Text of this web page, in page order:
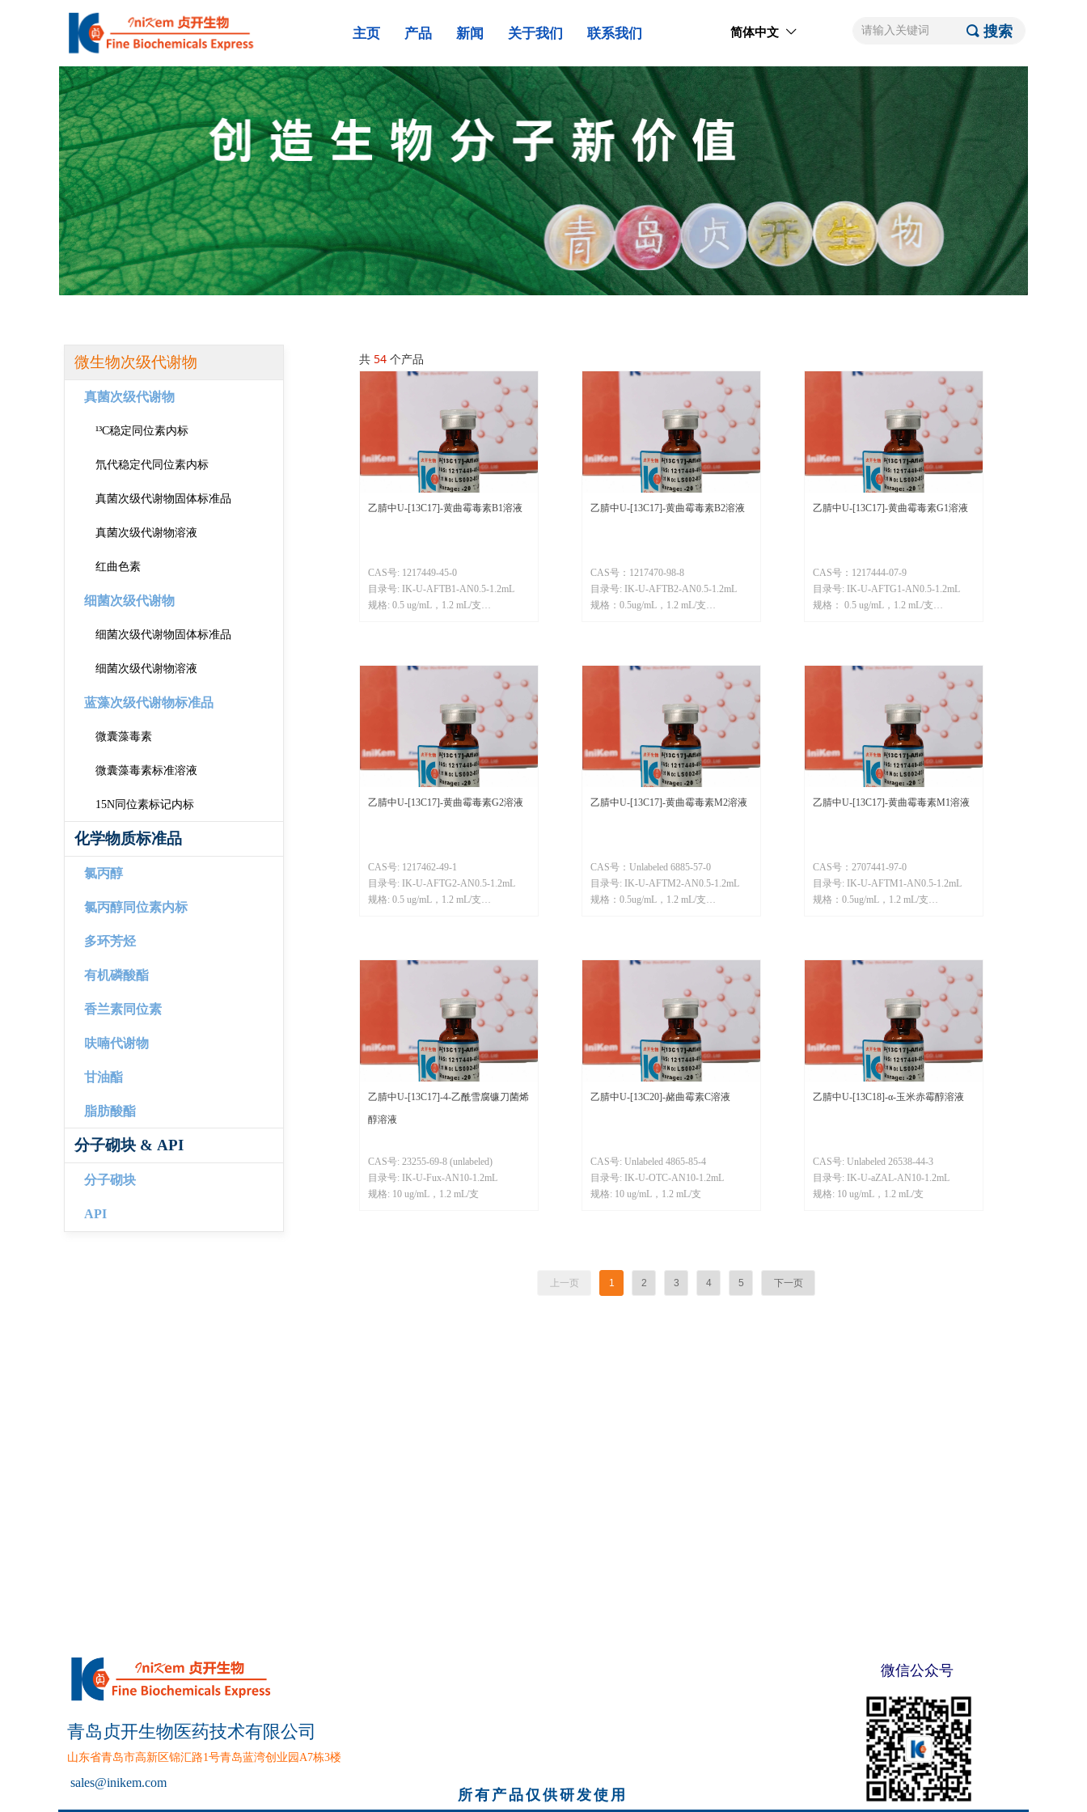
主页 产品 新闻 关于我们 联系我们 끠 搜索
ꀅ
简体中文
共 54 个产品
乙腈中U-[13C17]-黄曲霉毒素B1溶液
CAS号: 1217449-45-0
目录号: IK-U-AFTB1-AN0.5-1.2mL
规格: 0.5 ug/mL，1.2 mL/支
乙腈中U-[13C17]-黄曲霉毒素B2溶液
CAS号：1217470-98-8
目录号: IK-U-AFTB2-AN0.5-1.2mL
规格：0.5ug/mL，1.2 mL/支
乙腈中U-[13C17]-黄曲霉毒素G1溶液
CAS号：1217444-07-9
目录号: IK-U-AFTG1-AN0.5-1.2mL
规格： 0.5 ug/mL，1.2 mL/支
乙腈中U-[13C17]-黄曲霉毒素G2溶液
CAS号: 1217462-49-1
目录号: IK-U-AFTG2-AN0.5-1.2mL
规格: 0.5 ug/mL，1.2 mL/支
乙腈中U-[13C17]-黄曲霉毒素M2溶液
CAS号：Unlabeled 6885-57-0
目录号: IK-U-AFTM2-AN0.5-1.2mL
规格：0.5ug/mL，1.2 mL/支
乙腈中U-[13C17]-黄曲霉毒素M1溶液
CAS号：2707441-97-0
目录号: IK-U-AFTM1-AN0.5-1.2mL
规格：0.5ug/mL，1.2 mL/支
乙腈中U-[13C17]-4-乙酰雪腐镰刀菌烯
醇溶液
CAS号: 23255-69-8 (unlabeled)
目录号: IK-U-Fux-AN10-1.2mL
规格: 10 ug/mL，1.2 mL/支
乙腈中U-[13C20]-赭曲霉素C溶液
CAS号: Unlabeled 4865-85-4
目录号: IK-U-OTC-AN10-1.2mL
规格: 10 ug/mL，1.2 mL/支
乙腈中U-[13C18]-α-玉米赤霉醇溶液
CAS号: Unlabeled 26538-44-3
目录号: IK-U-aZAL-AN10-1.2mL
规格: 10 ug/mL，1.2 mL/支
上一页 1 2 3 4 5 下一页
微生物次级代谢物
真菌次级代谢物
¹³C稳定同位素内标
氘代稳定代同位素内标
真菌次级代谢物固体标准品
真菌次级代谢物溶液
红曲色素
细菌次级代谢物
细菌次级代谢物固体标准品
细菌次级代谢物溶液
蓝藻次级代谢物标准品
微囊藻毒素
微囊藻毒素标准溶液
15N同位素标记内标
化学物质标准品
氯丙醇
氯丙醇同位素内标
多环芳烃
有机磷酸酯
香兰素同位素
呋喃代谢物
甘油酯
脂肪酸酯
分子砌块 & API
分子砌块
API
青岛贞开生物医药技术有限公司
山东省青岛市高新区锦汇路1号青岛蓝湾创业园A7栋3楼
sales@inikem.com
微信公众号
所有产品仅供研发使用